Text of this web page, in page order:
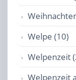
Welpe (10)
Welpenzeit
Welpenzeit